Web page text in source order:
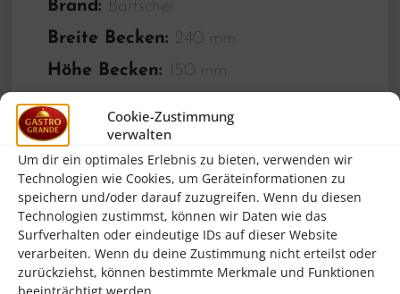
Cookie-Zustimmung
verwalten
Um dir ein optimales Erlebnis zu bieten, verwenden wir
Technologien wie Cookies, um Geräteinformationen zu
speichern und/oder darauf zuzugreifen. Wenn du diesen
Technologien zustimmst, können wir Daten wie das
Surfverhalten oder eindeutige IDs auf dieser Website
verarbeiten. Wenn du deine Zustimmung nicht erteilst oder
zurückziehst, können bestimmte Merkmale und Funktionen
beeinträchtigt werden.
Brand:
Bartscher
Breite Becken: 240 mm
Höhe Becken: 150 mm
Temperaturbereich bis:
Frequenz:50/60 Hz
Spannung: 230 V
Kontrollleuchte:Aufheizen ,Ein/Aus
Temperaturregelung:Thermostatisch
Ein-/Ausschalter:Ja